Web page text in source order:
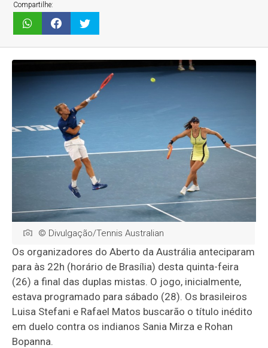
Compartilhe:
© Divulgação/Tennis Australian
Os organizadores do Aberto da Austrália anteciparam
para às 22h (horário de Brasília) desta quinta-feira
(26) a final das duplas mistas. O jogo, inicialmente,
estava programado para sábado (28). Os brasileiros
Luisa Stefani e Rafael Matos buscarão o título inédito
em duelo contra os indianos Sania Mirza e Rohan
Bopanna.